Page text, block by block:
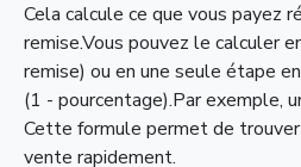
Cela calcule ce que vous payez
remise.Vous pouvez le calculer
remise) ou en une seule étape
(1 - pourcentage).Par exemple,
Cette formule permet de
vente rapidement.